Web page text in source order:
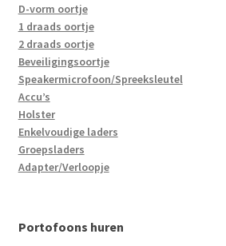
D-vorm oortje
1 draads oortje
2 draads oortje
Beveiligingsoortje
Speakermicrofoon/Spreeksleutel
Accu’s
Holster
Enkelvoudige laders
Groepsladers
Adapter/Verloopje
Portofoons huren